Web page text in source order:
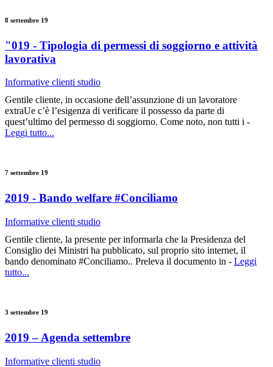
8 settembre 19
"019 - Tipologia di permessi di soggiorno e attività
lavorativa
Informative clienti studio
Gentile cliente, in occasione dell’assunzione di un lavoratore
extraUe c’è l’esigenza di verificare il possesso da parte di
quest’ultimo del permesso di soggiorno. Come noto, non tutti i -
Leggi tutto...
7 settembre 19
2019 - Bando welfare #Conciliamo
Informative clienti studio
Gentile cliente, la presente per informarla che la Presidenza del
Consiglio dei Ministri ha pubblicato, sul proprio sito internet, il
bando denominato #Conciliamo.. Preleva il documento in - Leggi
tutto...
3 settembre 19
2019 – Agenda settembre
Informative clienti studio